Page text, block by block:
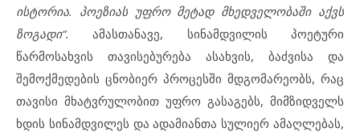
ისტორია. პოეზიას უფრო მეტად მხედველობაში აქვს
ზოგადი“. ამასთანავე, სინამდვილის პოეტური
წარმოსახვის თავისებურება ასახვის, ბაძვისა და
შემოქმედების ცნობიერ პროცესში მდგომარეობს, რაც
თავისი მხატვრულობით უფრო გასაგებს, მიმზიდველს
ხდის სინამდვილეს და ადამიანთა სულიერ ამაღლებას,